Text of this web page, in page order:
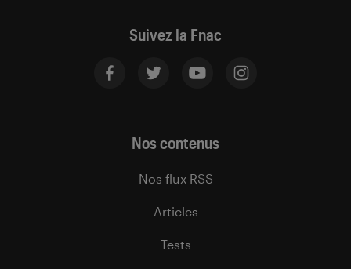
Suivez la Fnac
Nos contenus
Nos flux RSS
Articles
Tests